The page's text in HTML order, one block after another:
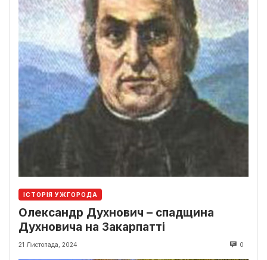
ІСТОРІЯ УЖГОРОДА
Олександр Духнович – спадщина
Духновича на Закарпатті
21 Листопада, 2024 0